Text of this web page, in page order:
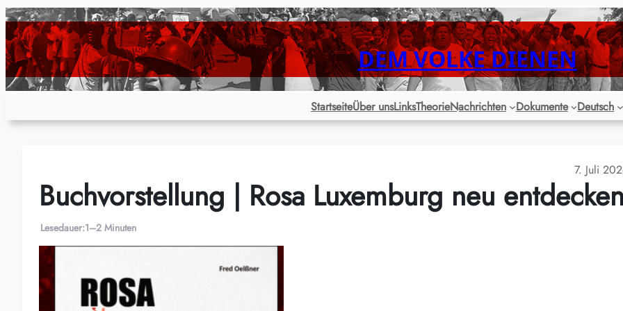
Zum
Inhalt
springen
DEM VOLKE DIENEN
StartseiteÜber unsLinksTheorieNachrichten Dokumente Deutsch
7. Juli
Buchvorstellung | Rosa Luxemburg neu entdecken
Lesedauer:1–2 Minuten